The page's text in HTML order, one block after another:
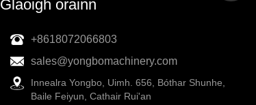
Glaoigh orainn
+8618072066803
sales@yongbomachinery.com
Innealra Yongbo, Uimh. 656, Bóthar Shunhe,
Baile Feiyun, Cathair Rui'an